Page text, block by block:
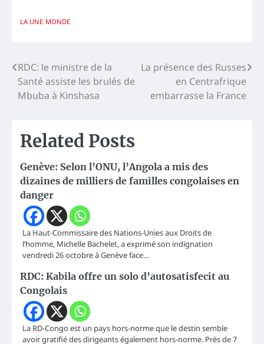
LA UNE MONDE
Navigation
de
RDC: le ministre de la
Santé assiste les brulés de
Mbuba à Kinshasa
La présence des Russes
en Centrafrique
embarrasse la France
Related Posts
Genève: Selon l’ONU, l’Angola a mis des
dizaines de milliers de familles congolaises en
danger
La Haut-Commissaire des Nations-Unies aux Droits de
l’homme, Michelle Bachelet, a exprimé son indignation
vendredi 26 octobre à Genève face…
RDC: Kabila offre un solo d’autosatisfecit au
Congolais
La RD-Congo est un pays hors-norme que le destin semble
avoir gratifié des dirigeants également hors-norme. Près de 7